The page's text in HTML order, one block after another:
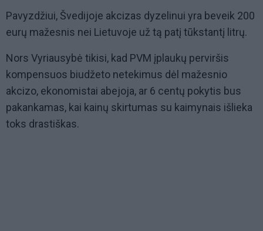
Pavyzdžiui, Švedijoje akcizas dyzelinui yra beveik 200
eurų mažesnis nei Lietuvoje už tą patį tūkstantį litrų.
Nors Vyriausybė tikisi, kad PVM įplaukų perviršis
kompensuos biudžeto netekimus dėl mažesnio
akcizo, ekonomistai abejoja, ar 6 centų pokytis bus
pakankamas, kai kainų skirtumas su kaimynais išlieka
toks drastiškas.